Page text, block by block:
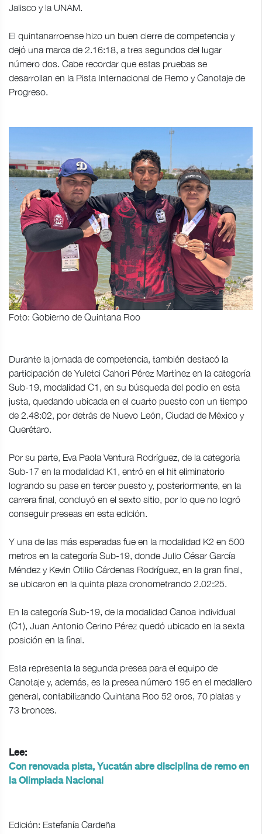
Jalisco y la UNAM.
El quintanarroense hizo un buen cierre de competencia y
dejó una marca de 2.16:18, a tres segundos del lugar
número dos. Cabe recordar que estas pruebas se
desarrollan en la Pista Internacional de Remo y Canotaje de
Progreso.
Foto: Gobierno de Quintana Roo
Durante la jornada de competencia, también destacó la
participación de Yuletci Cahori Pérez Martínez en la categoría
Sub-19, modalidad C1, en su búsqueda del podio en esta
justa, quedando ubicada en el cuarto puesto con un tiempo
de 2.48:02, por detrás de Nuevo León, Ciudad de México y
Querétaro.
Por su parte, Eva Paola Ventura Rodríguez, de la categoría
Sub-17 en la modalidad K1, entró en el hit eliminatorio
logrando su pase en tercer puesto y, posteriormente, en la
carrera final, concluyó en el sexto sitio, por lo que no logró
conseguir preseas en esta edición.
Y una de las más esperadas fue en la modalidad K2 en 500
metros en la categoría Sub-19, donde Julio César García
Méndez y Kevin Otilio Cárdenas Rodríguez, en la gran final,
se ubicaron en la quinta plaza cronometrando 2.02:25.
En la categoría Sub-19, de la modalidad Canoa individual
(C1), Juan Antonio Cerino Pérez quedó ubicado en la sexta
posición en la final.
Esta representa la segunda presea para el equipo de
Canotaje y, además, es la presea número 195 en el medallero
general, contabilizando Quintana Roo 52 oros, 70 platas y
73 bronces.
Lee:
Con renovada pista, Yucatán abre disciplina de remo en
la Olimpiada Nacional
Edición: Estefanía Cardeña